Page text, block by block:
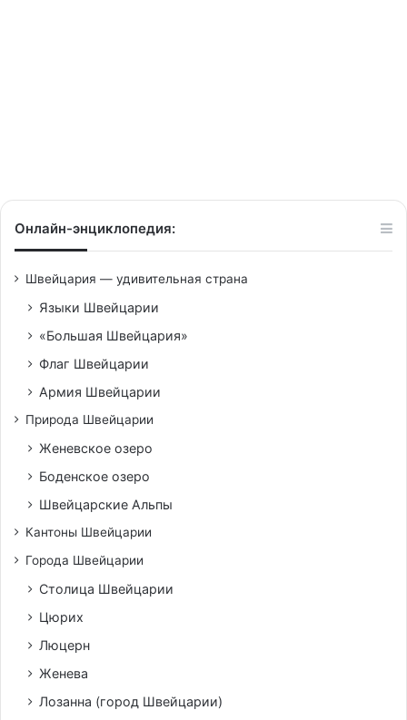
Онлайн-энциклопедия:
Швейцария — удивительная страна
Языки Швейцарии
«Большая Швейцария»
Флаг Швейцарии
Армия Швейцарии
Природа Швейцарии
Женевское озеро
Боденское озеро
Швейцарские Альпы
Кантоны Швейцарии
Города Швейцарии
Столица Швейцарии
Цюрих
Люцерн
Женева
Лозанна (город Швейцарии)